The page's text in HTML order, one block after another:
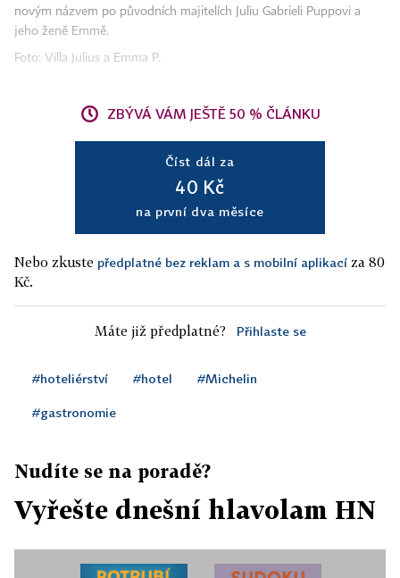
novým názvem po původních majitelích Juliu Gabrieli Puppovi a
jeho ženě Emmě.
Foto: Villa Julius a Emma P.
ZBÝVÁ VÁM JEŠTĚ 50 % ČLÁNKU
Číst dál za
40 Kč
na první dva měsíce
Nebo zkuste předplatné bez reklam a s mobilní aplikací za 80
Kč.
Máte již předplatné? Přihlaste se
#hoteliérství #hotel #Michelin
#gastronomie
Nudíte se na poradě?
Vyřešte dnešní hlavolam HN